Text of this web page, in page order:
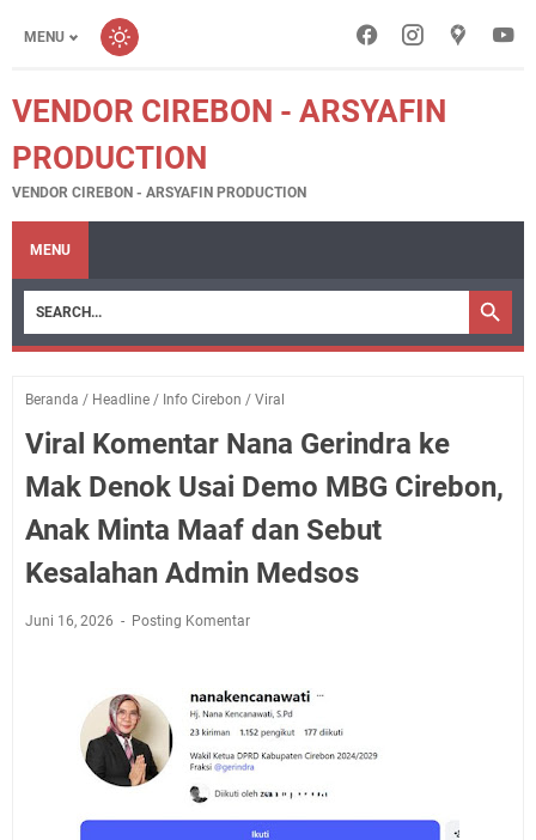
MENU
VENDOR CIREBON - ARSYAFIN
PRODUCTION
VENDOR CIREBON - ARSYAFIN PRODUCTION
MENU
Beranda / Headline / Info Cirebon / Viral
Viral Komentar Nana Gerindra ke
Mak Denok Usai Demo MBG Cirebon,
Anak Minta Maaf dan Sebut
Kesalahan Admin Medsos
Juni 16, 2026 Posting Komentar